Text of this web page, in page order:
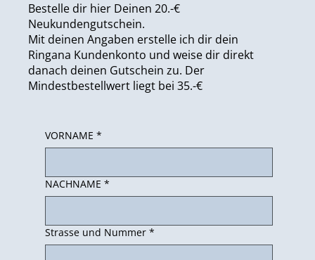
Bestelle dir hier Deinen 20.-€
Neukundengutschein.
Mit deinen Angaben erstelle ich dir dein
Ringana Kundenkonto und weise dir direkt
danach deinen Gutschein zu. Der
Mindestbestellwert liegt bei 35.-€
VORNAME *
NACHNAME *
Strasse und Nummer *